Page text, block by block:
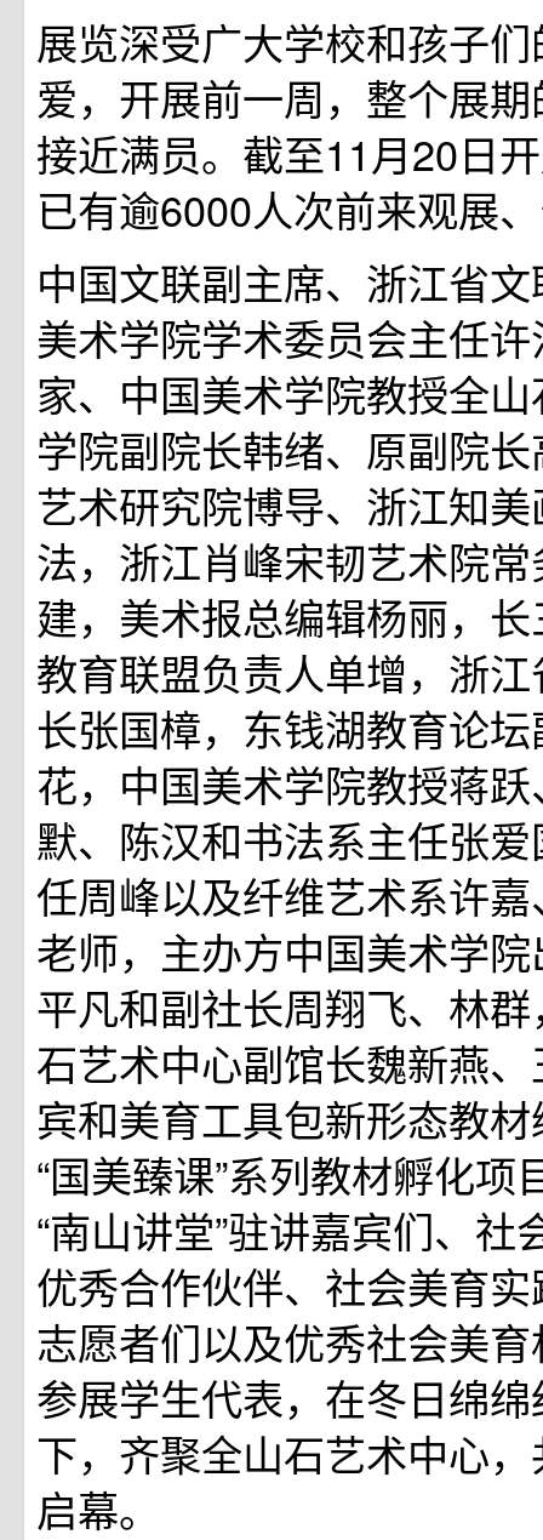
展览深受广大学校和孩子
爱，开展前一周，整个展
接近满员。截至11月20日
已有逾6000人次前来观展
中国文联副主席、浙江省
美术学院学术委员会主任
家、中国美术学院教授全
学院副院长韩绪、原副院
艺术研究院博导、浙江知
法，浙江肖峰宋韧艺术院
建，美术报总编辑杨丽，
教育联盟负责人单增，浙
长张国樟，东钱湖教育论
花，中国美术学院教授蒋
默、陈汉和书法系主任张
任周峰以及纤维艺术系许
老师，主办方中国美术学
平凡和副社长周翔飞、林
石艺术中心副馆长魏新燕
宾和美育工具包新形态教
“国美臻课”系列教材孵化项
“南山讲堂”驻讲嘉宾们、社
优秀合作伙伴、社会美育
志愿者们以及优秀社会美
参展学生代表，在冬日绵
下，齐聚全山石艺术中心
启幕。